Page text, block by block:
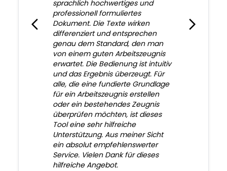
sprachlich hochwertiges und
professionell formuliertes
Dokument. Die Texte wirken
differenziert und entsprechen
genau dem Standard, den man
von einem guten Arbeitszeugnis
erwartet. Die Bedienung ist intuitiv
und das Ergebnis überzeugt. Für
alle, die eine fundierte Grundlage
für ein Arbeitszeugnis erstellen
oder ein bestehendes Zeugnis
überprüfen möchten, ist dieses
Tool eine sehr hilfreiche
Unterstützung. Aus meiner Sicht
ein absolut empfehlenswerter
Service. Vielen Dank für dieses
hilfreiche Angebot.